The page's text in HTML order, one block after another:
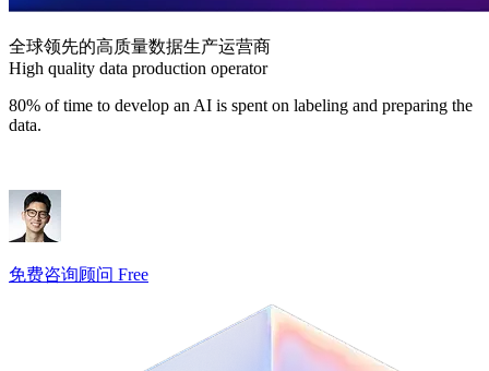
全球领先的高质量数据生产运营商
High quality data production operator
80% of time to develop an AI is spent on labeling and preparing the
data.
免费咨询顾问 Free